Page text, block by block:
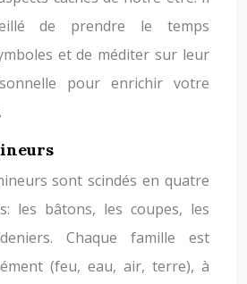
de prendre le temps
et de méditer sur leur
pour enrichir votre
sont scindés en quatre
les bâtons, les coupes, les
Chaque famille est
(feu, eau, air, terre), à